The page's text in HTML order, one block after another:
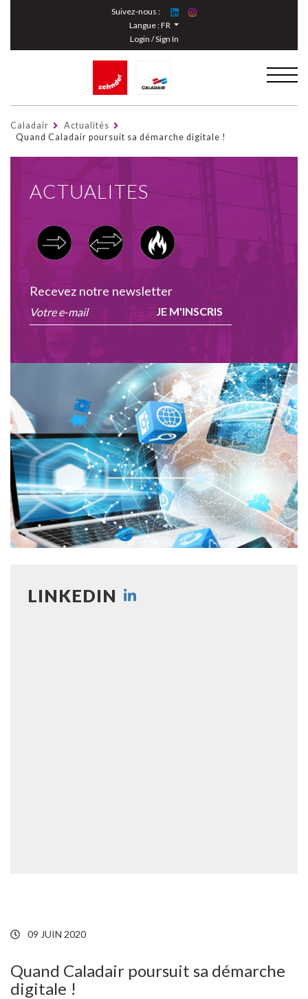
Suivez-nous :
Langue :FR
Login / Sign In
Caladair
Actualités
Quand Caladair poursuit sa démarche digitale !
ACTUALITES
Recevez notre newsletter
JE M'INSCRIS
LINKEDIN
09 JUIN 2020
Quand Caladair poursuit sa démarche
digitale !
Cookies management panel